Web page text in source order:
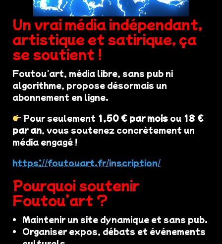
Un vrai média indépendant,
artistique et satirique, ça
se soutient !
Foutou'art, média libre, sans pub ni
algorithme, propose désormais un
abonnement en ligne.
Pour seulement 1,50 € par mois ou 18 €
par an, vous soutenez concrètement un
média engagé !
https://foutouart.fr/inscription/
Pourquoi soutenir
Foutou’art ?
Maintenir un site dynamique et sans pub.
Organiser expos, débats et événements